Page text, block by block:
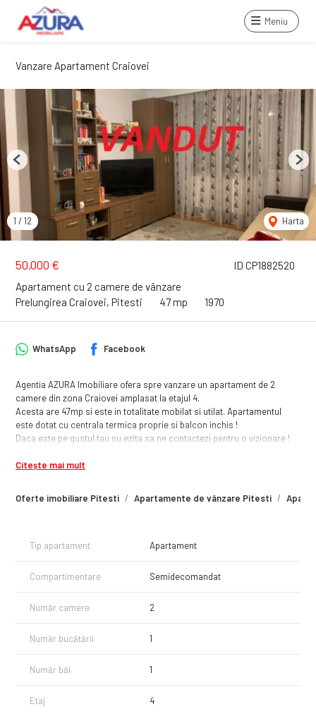
Meniu
Vanzare Apartament Craiovei
ID CP1882520
50,000 €
Apartament cu 2 camere de vânzare
Prelungirea Craiovei, Pitesti
47 mp 1970
1 / 12 Harta
Previous Next
Oferte imobiliare Pitesti Apartamente de vânzare Pitesti
WhatsApp Facebook
Agentia AZURA Imobiliare ofera spre vanzare un apartament de 2
camere din zona Craiovei amplasat la etajul 4.
Acesta are 47mp si este in totalitate mobilat si utilat. Apartamentul
este dotat cu centrala termica proprie si balcon inchis !
Daca este pe gustul tau nu ezita sa ne contactezi pentru o vizionare !
Citește mai mult
Tip apartament Apartament
Compartimentare Semidecomandat
Număr camere 2
Număr bucătării 1
Număr băi 1
Etaj 4